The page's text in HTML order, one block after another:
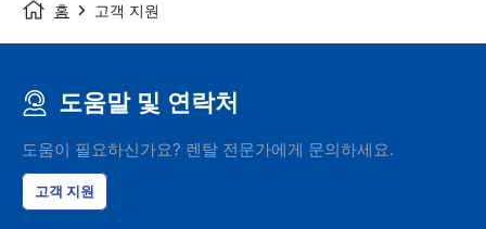
홈 고객 지원
도움말 및 연락처
도움이 필요하신가요? 렌탈 전문가에게 문의하세요.
고객 지원